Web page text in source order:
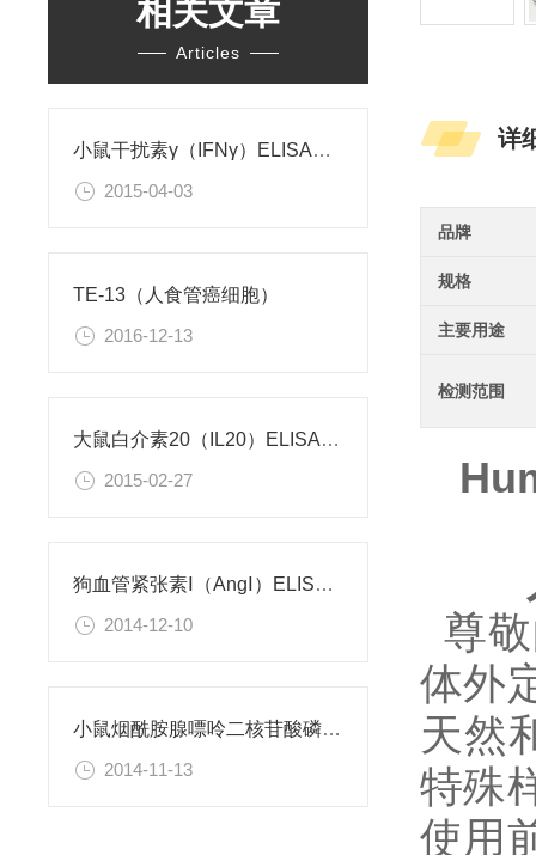
相关文章
Articles
小鼠干扰素γ（IFNγ）ELISA试剂盒
2015-04-03
TE-13（人食管癌细胞）
2016-12-13
大鼠白介素20（IL20）ELISA试剂盒
2015-02-27
狗血管紧张素Ⅰ（AngⅠ）ELISA试剂盒
2014-12-10
小鼠烟酰胺腺嘌呤二核苷酸磷酸（NADPH）检测试剂盒
2014-11-13
详
品牌
规格
主要用途
检测范围
尊
体外
天然
特殊
使用